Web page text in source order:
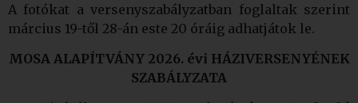
A fotókat a versenyszabályzatban foglaltak szerint
március 19-től 28-án este 20 óráig adhatjátok le.
MOSA ALAPÍTVÁNY 2026. évi HÁZIVERSENYÉNEK
SZABÁLYZATA